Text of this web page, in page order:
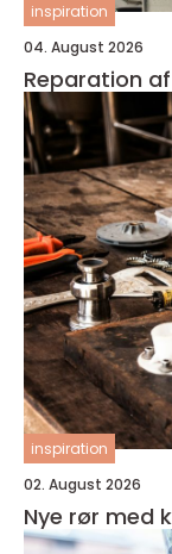
inspiration
04. August 2026
Reparation
inspiration
02. August 2026
Nye rør med